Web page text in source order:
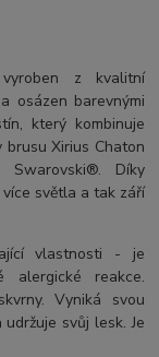
z kvalitní
osázen barevnými
který kombinuje
Xirius Chaton
Swarovski®. Díky
světla a tak září
vlastnosti - je
alergické reakce.
Vyniká svou
svůj lesk. Je